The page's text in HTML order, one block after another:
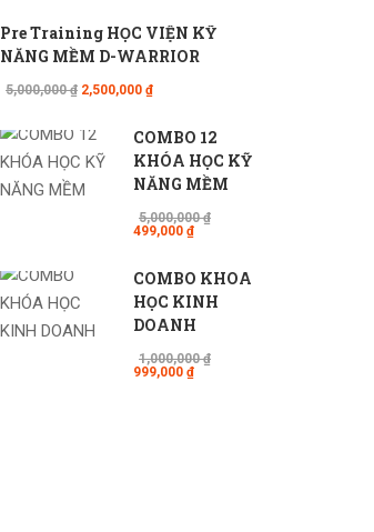
Pre Training HỌC VIỆN KỸ
NĂNG MỀM D-WARRIOR
5,000,000 ₫ 2,500,000 ₫
COMBO 12
KHÓA HỌC KỸ
NĂNG MỀM
5,000,000 ₫
499,000 ₫
COMBO KHÓA
HỌC KINH
DOANH
1,000,000 ₫
999,000 ₫